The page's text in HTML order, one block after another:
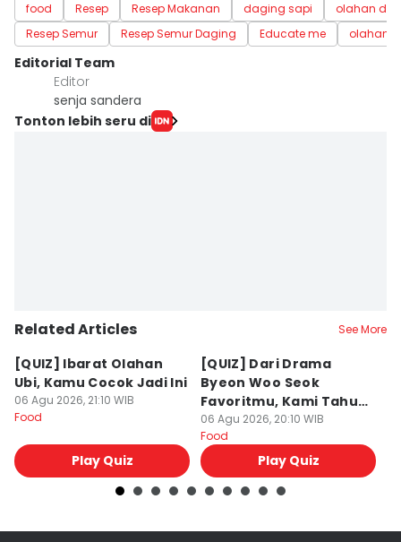
food Resep Resep Makanan daging sapi
olahan
Resep Semur
Resep Semur Daging Educate me olahan
Editorial Team
Editor
senja sandera
Tonton lebih seru di
Related Articles See More
[QUIZ] Ibarat Olahan
Ubi, Kamu Cocok Jadi Ini
06 Agu 2026, 21:10 WIB
Food
Play Quiz
[QUIZ] Dari Drama
Byeon Woo Seok
Favoritmu, Kami Tahu
Makanan yang Cocok
untukmu
06 Agu 2026, 20:10 WIB
Food
Play Quiz